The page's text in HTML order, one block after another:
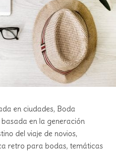
en ciudades, Boda
en la generación
del viaje de novios,
retro para bodas, temáticas